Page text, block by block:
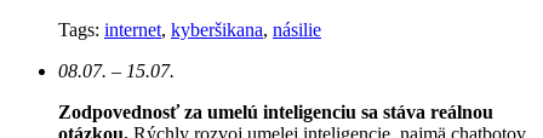
Tags: internet, kyberšikana, násilie
08.07. – 15.07.
Zodpovednosť za umelú inteligenciu sa stáva reálnou
otázkou. Rýchly rozvoj umelej inteligencie, najmä chatbotov